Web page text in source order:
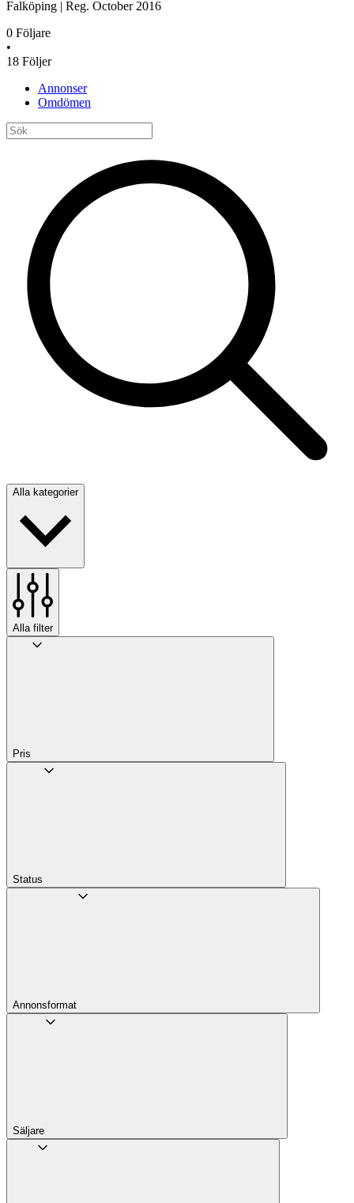
Falköping | Reg. October 2016
0 Följare
•
18 Följer
Annonser
Omdömen
Alla kategorier
Alla filter
Pris
Status
Annons­format
Säljare